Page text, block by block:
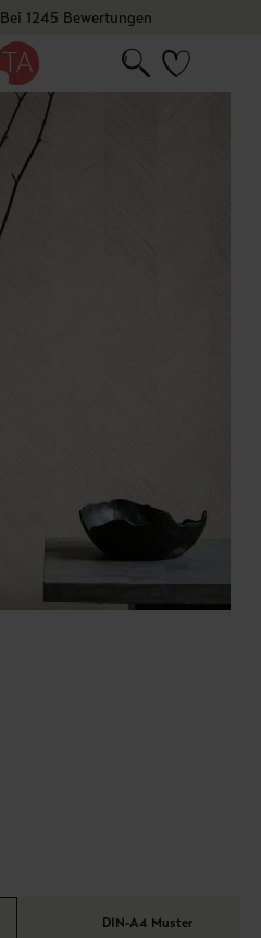
Bei 1245 Bewertungen
DIN-A4 Muster